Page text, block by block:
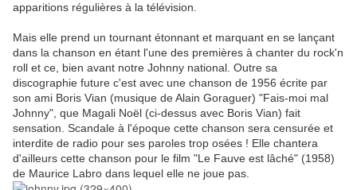
apparitions régulières à la télévision.
Mais elle prend un tournant étonnant et marquant en se lançant
dans la chanson en étant l'une des premières à chanter du rock'n
roll et ce, bien avant notre Johnny national. Outre sa
discographie future c'est avec une chanson de 1956 écrite par
son ami Boris Vian (musique de Alain Goraguer) "Fais-moi mal
Johnny", que Magali Noël (ci-dessus avec Boris Vian) fait
sensation. Scandale à l'époque cette chanson sera censurée et
interdite de radio pour ses paroles trop osées ! Elle chantera
d'ailleurs cette chanson pour le film "Le Fauve est lâché" (1958)
de Maurice Labro dans lequel elle ne joue pas.